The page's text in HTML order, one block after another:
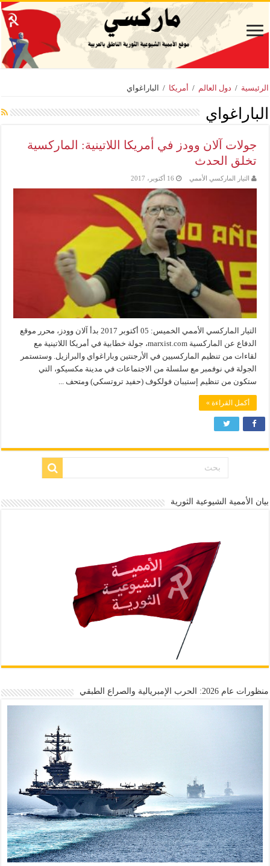
الرئيسية / دول العالم / أمريكا / الباراغواي
الباراغواي
جولات آلان وودز في أمريكا اللاتينية: الماركسية
تخلق الحدث
التيار الماركسي الأممي 16 أكتوبر، 2017
التيار الماركسي الأممي الخميس: 05 أكتوبر 2017 بدأ آلان وودز، محرر موقع
الدفاع عن الماركسية marxist.com، جولة خطابية في أمريكا اللاتينية مع
لقاءات من تنظيم الماركسيين في الأرجنتين وباراغواي والبرازيل. وستستمر
الجولة في نوفمبر مع سلسلة من الاجتماعات في مدينة مكسيكو، التي
ستكون من تنظيم إستيبان فولكوف (حفيد تروتسكي) ومتحف ...
أكمل القراءة »
بيان الأممية الشيوعية الثورية
منظورات عام 2026: الحرب الإمبريالية والصراع الطبقي